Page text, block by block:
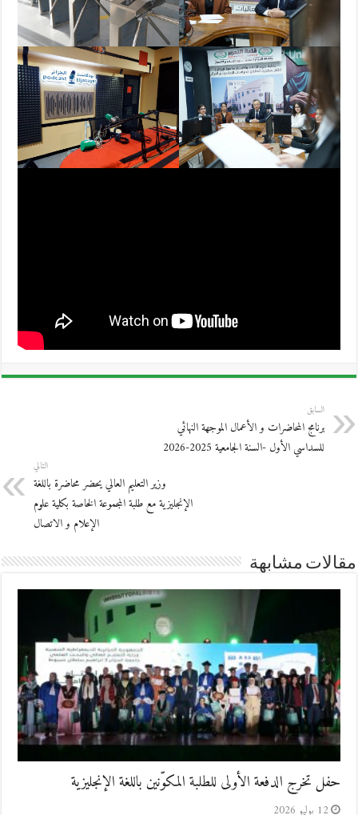
السابق
برنامج المحاضرات و الأعمال الموجهة النهائي
للسداسي الأول -السنة الجامعية 2025-2026
التالي
وزير التعليم العالي يحضر محاضرة باللغة
الإنجليزية مع طلبة المجموعة الخاصة بكلية علوم
الإعلام و الاتصال
مقالات مشابهة
حفل تخرج الدفعة الأولى للطلبة المكوّنين باللغة الإنجليزية
12 يوليو 2026